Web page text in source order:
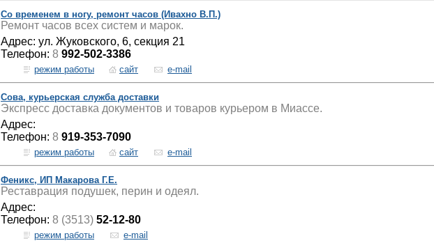
Со временем в ногу, ремонт часов (Ивахно В.П.)
Ремонт часов всех систем и марок.
Адрес: ул. Жуковского, 6, секция 21
Телефон: 8 992-502-3386
режим работы сайт e-mail
Сова, курьерская служба доставки
Экспресс доставка документов и товаров курьером в Миассе.
Адрес:
Телефон: 8 919-353-7090
режим работы сайт e-mail
Феникс, ИП Макарова Г.Е.
Реставрация подушек, перин и одеял.
Адрес:
Телефон: 8 (3513) 52-12-80
режим работы e-mail